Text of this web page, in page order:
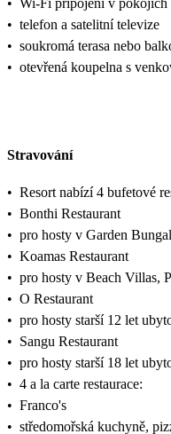
• Wi-Fi připojení v pokojích
• telefon a satelitní televize
• soukromá terasa nebo
• otevřená koupelna s
Stravování
• Resort nabízí 4 bufetové
• Bonthi Restaurant
• pro hosty v Garden
• Koamas Restaurant
• pro hosty v Beach Villas,
• O Restaurant
• pro hosty starší 12 let
• Sangu Restaurant
• pro hosty starší 18 let
• 4 a la carte restaurace:
• Franco's
• středomořská kuchyně,